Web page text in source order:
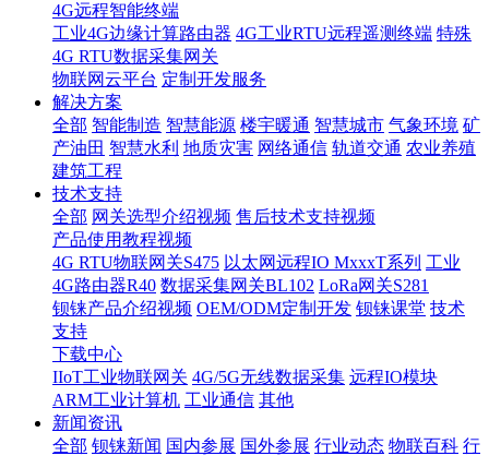
4G远程智能终端
工业4G边缘计算路由器 4G工业RTU远程遥测终端 特殊
4G RTU数据采集网关
物联网云平台 定制开发服务
解决方案
全部 智能制造 智慧能源 楼宇暖通 智慧城市 气象环境 矿
产油田 智慧水利 地质灾害 网络通信 轨道交通 农业养殖
建筑工程
技术支持
全部 网关选型介绍视频 售后技术支持视频
产品使用教程视频
4G RTU物联网关S475 以太网远程IO MxxxT系列 工业
4G路由器R40 数据采集网关BL102 LoRa网关S281
钡铼产品介绍视频 OEM/ODM定制开发 钡铼课堂 技术
支持
下载中心
IIoT工业物联网关 4G/5G无线数据采集 远程IO模块
ARM工业计算机 工业通信 其他
新闻资讯
全部 钡铼新闻 国内参展 国外参展 行业动态 物联百科 行